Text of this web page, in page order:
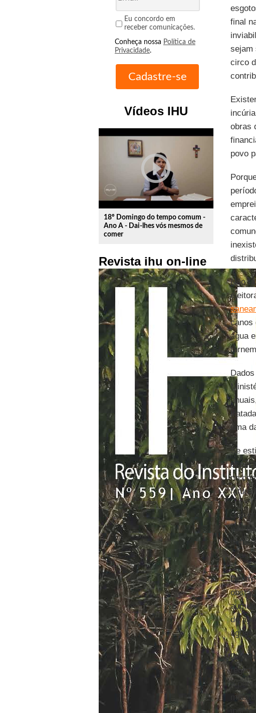
Eu concordo em
receber comunicações.
Conheça nossa Política de
Privacidade.
Vídeos IHU
play_circle_outline
18º Domingo do tempo comum -
Ano A - Dai-lhes vós mesmos de
comer
Revista ihu on-line
final
sejam
circo
obras
povo
Não
canos
água
uma
Se
no
São
nas
de
águas
a
mais